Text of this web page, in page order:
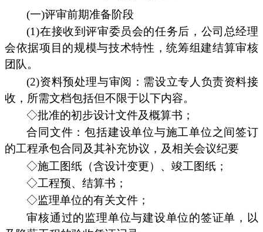
(一)评审前期准备阶段
(1)在接收到评审委员会的任务后，公司总经理
会依据项目的规模与技术特性，统筹组建结算审核
团队。
(2)资料预处理与审阅：需设立专人负责资料接
收，所需文档包括但不限于以下内容。
◇批准的初步设计文件及概算书；
合同文件：包括建设单位与施工单位之间签订
的工程承包合同及其补充协议，及相关会议纪要
◇施工图纸（含设计变更）、竣工图纸；
◇工程预、结算书；
◇监理单位的有关文件；
审核通过的监理单位与建设单位的签证单，以